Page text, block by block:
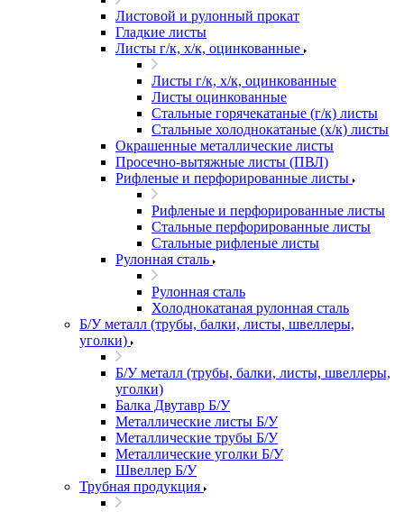
Листовой и рулонный прокат
Гладкие листы
Листы г/к, х/к, оцинкованные
Листы г/к, х/к, оцинкованные
Листы оцинкованные
Стальные горячекатаные (г/к) листы
Стальные холоднокатаные (х/к) листы
Окрашенные металлические листы
Просечно-вытяжные листы (ПВЛ)
Рифленые и перфорированные листы
Рифленые и перфорированные листы
Стальные перфорированные листы
Стальные рифленые листы
Рулонная сталь
Рулонная сталь
Холоднокатаная рулонная сталь
Б/У металл (трубы, балки, листы, швеллеры,
уголки)
Б/У металл (трубы, балки, листы, швеллеры,
уголки)
Балка Двутавр Б/У
Металлические листы Б/У
Металлические трубы Б/У
Металлические уголки Б/У
Швеллер Б/У
Трубная продукция